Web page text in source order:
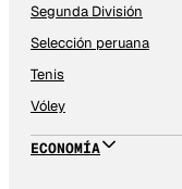
Segunda División
Selección peruana
Tenis
Vóley
ECONOMÍA